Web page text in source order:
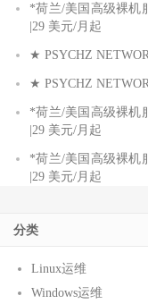
*荷兰/美国高级裸机
|29 美元/月起
★ PSYCHZ
★ PSYCHZ
*荷兰/美国高级裸机
|29 美元/月起
*荷兰/美国高级裸机
|29 美元/月起
分类
Linux运维
Windows运维